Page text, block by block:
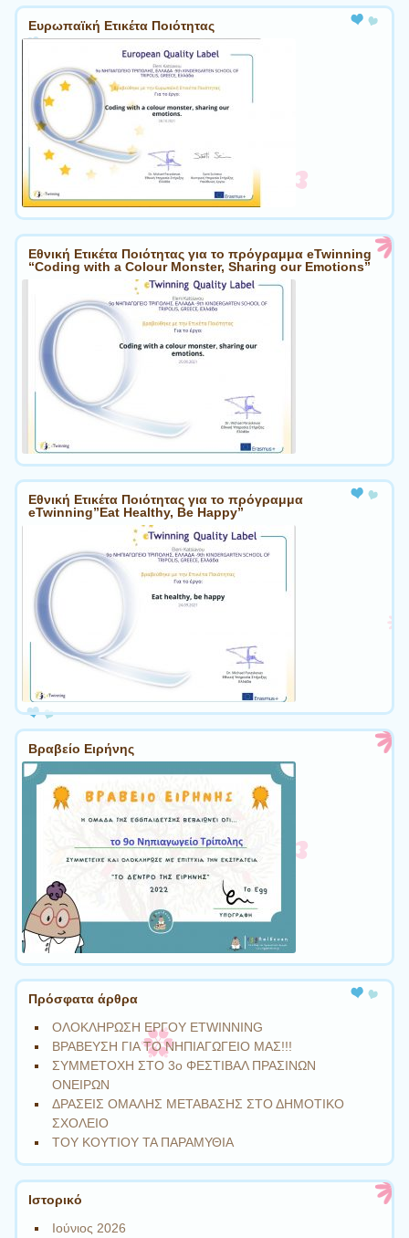
Ευρωπαϊκή Ετικέτα Ποιότητας
Εθνική Ετικέτα Ποιότητας για το πρόγραμμα eTwinning
“Coding with a Colour Monster, Sharing our Emotions”
Εθνική Ετικέτα Ποιότητας για το πρόγραμμα
eTwinning”Eat Healthy, Be Happy”
Βραβείο Ειρήνης
Πρόσφατα άρθρα
ΟΛΟΚΛΗΡΩΣΗ ΕΡΓΟΥ ETWINNING
ΒΡΑΒΕΥΣΗ ΓΙΑ ΤΟ ΝΗΠΙΑΓΩΓΕΙΟ ΜΑΣ!!!
ΣΥΜΜΕΤΟΧΗ ΣΤΟ 3ο ΦΕΣΤΙΒΑΛ ΠΡΑΣΙΝΩΝ
ΟΝΕΙΡΩΝ
ΔΡΑΣΕΙΣ ΟΜΑΛΗΣ ΜΕΤΑΒΑΣΗΣ ΣΤΟ ΔΗΜΟΤΙΚΟ
ΣΧΟΛΕΙΟ
ΤΟΥ ΚΟΥΤΙΟΥ ΤΑ ΠΑΡΑΜΥΘΙΑ
Ιστορικό
Ιούνιος 2026